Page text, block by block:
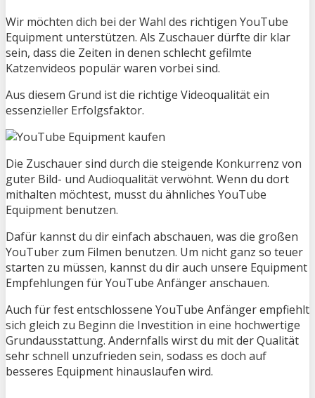
Wir möchten dich bei der Wahl des richtigen YouTube
Equipment unterstützen. Als Zuschauer dürfte dir klar
sein, dass die Zeiten in denen schlecht gefilmte
Katzenvideos populär waren vorbei sind.
Aus diesem Grund ist die richtige Videoqualität ein
essenzieller Erfolgsfaktor.
Die Zuschauer sind durch die steigende Konkurrenz von
guter Bild- und Audioqualität verwöhnt. Wenn du dort
mithalten möchtest, musst du ähnliches YouTube
Equipment benutzen.
Dafür kannst du dir einfach abschauen, was die großen
YouTuber zum Filmen benutzen. Um nicht ganz so teuer
starten zu müssen, kannst du dir auch unsere Equipment
Empfehlungen für YouTube Anfänger anschauen.
Auch für fest entschlossene YouTube Anfänger empfiehlt
sich gleich zu Beginn die Investition in eine hochwertige
Grundausstattung. Andernfalls wirst du mit der Qualität
sehr schnell unzufrieden sein, sodass es doch auf
besseres Equipment hinauslaufen wird.